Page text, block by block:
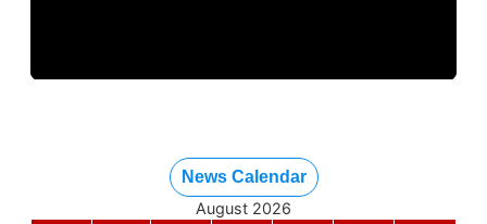
News Calendar
August 2026